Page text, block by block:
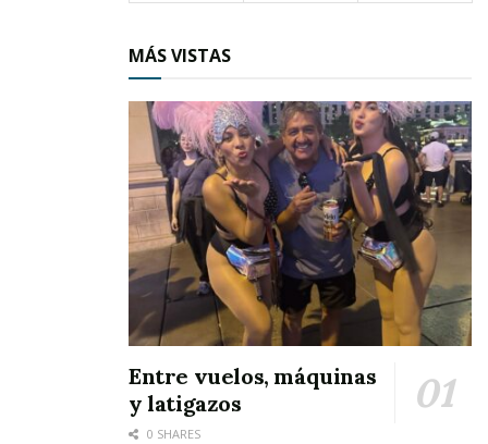
MÁS VISTAS
Entre vuelos, máquinas
y latigazos
0 SHARES